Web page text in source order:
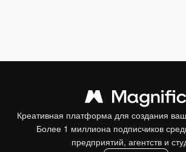
Креативная платформа для создания
Более 1 миллиона подписчиков
предприятий, агентств и